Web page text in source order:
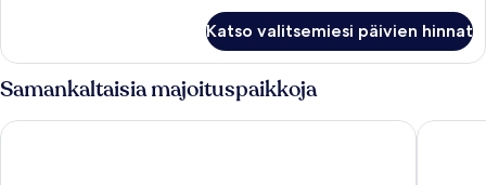
kuvat
1
Bed
Katso valitsemiesi päivien hinnat
Samankaltaisia majoituspaikkoja
Scandic Grand Central Helsinki